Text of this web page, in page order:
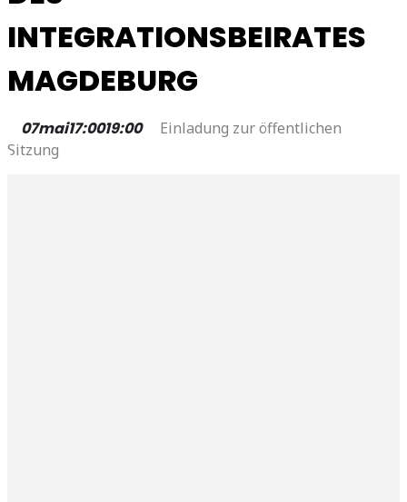
INTEGRATIONSBEIRATES
MAGDEBURG
07mai17:0019:00
Einladung zur öffentlichen
Sitzung